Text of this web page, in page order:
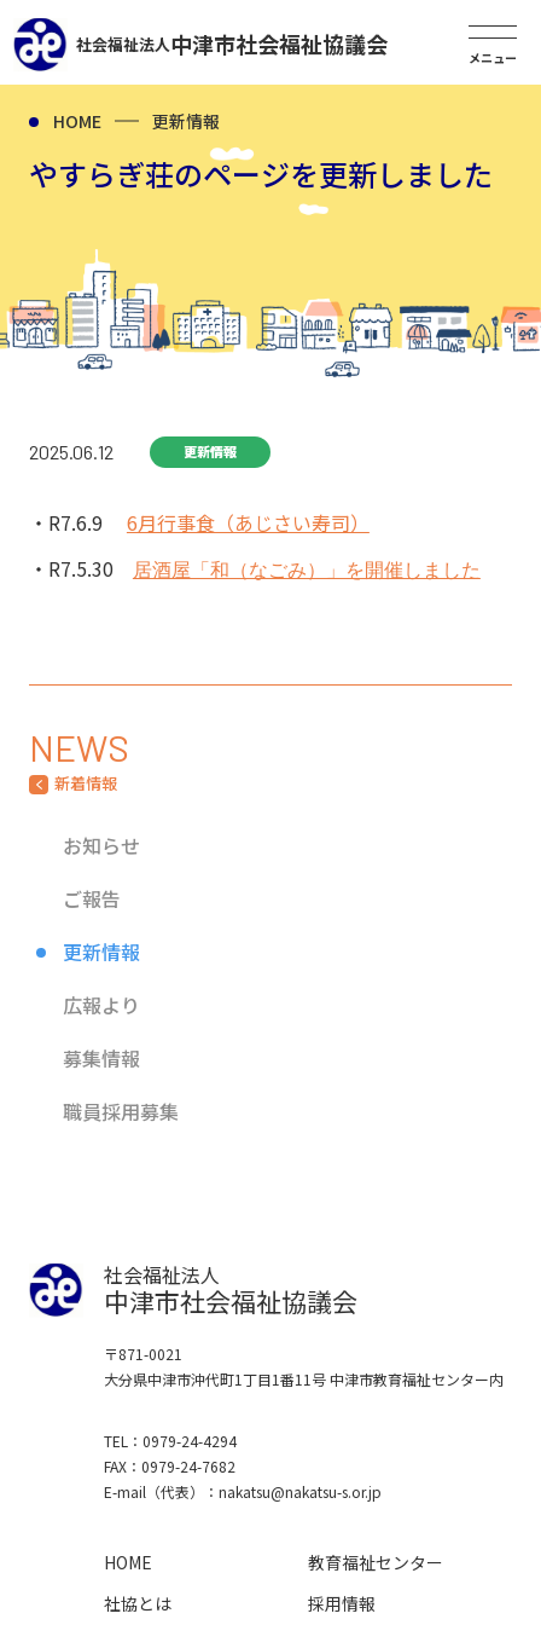
社会福祉法人中津市社会福祉協議会
HOME 更新情報
やすらぎ荘のページを更新しました
2025.06.12 更新情報
R7.6.9 6月行事食（あじさい寿司）
R7.5.30
居酒屋「和（なごみ）」を開催しました
NEWS
新着情報
お知らせ
ご報告
更新情報
広報より
募集情報
職員採用募集
社会福祉法人
中津市社会福祉協議会
〒871-0021
大分県中津市沖代町1丁目1番11号 中津市教育福祉センター内
TEL
0979-24-4294
FAX
0979-24-7682
E-mail （代表） nakatsu nakatsu-s.or.jp
HOME
社協とは
教育福祉センター
採用情報